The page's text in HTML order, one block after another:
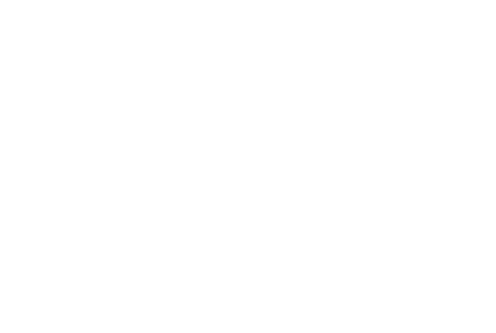
させていただ
き作成されるも
をご了承くださ
御機器販売店・
ようお願いしま
1000ppm以下、
下、フタル酸ジブチ
) : 1000ppm、
、
貨物等」とい
可)を取得する
要な手段を講じ
通知します。
、取り引きをい
ムロン制御